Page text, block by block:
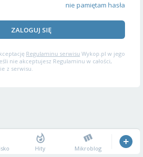
nie pamiętam hasła
ZALOGUJ SIĘ
Regulaminu serwisu Wykop.pl w jego
nie akceptujesz Regulaminu w całości,
z serwisu.
Hity Mikroblog